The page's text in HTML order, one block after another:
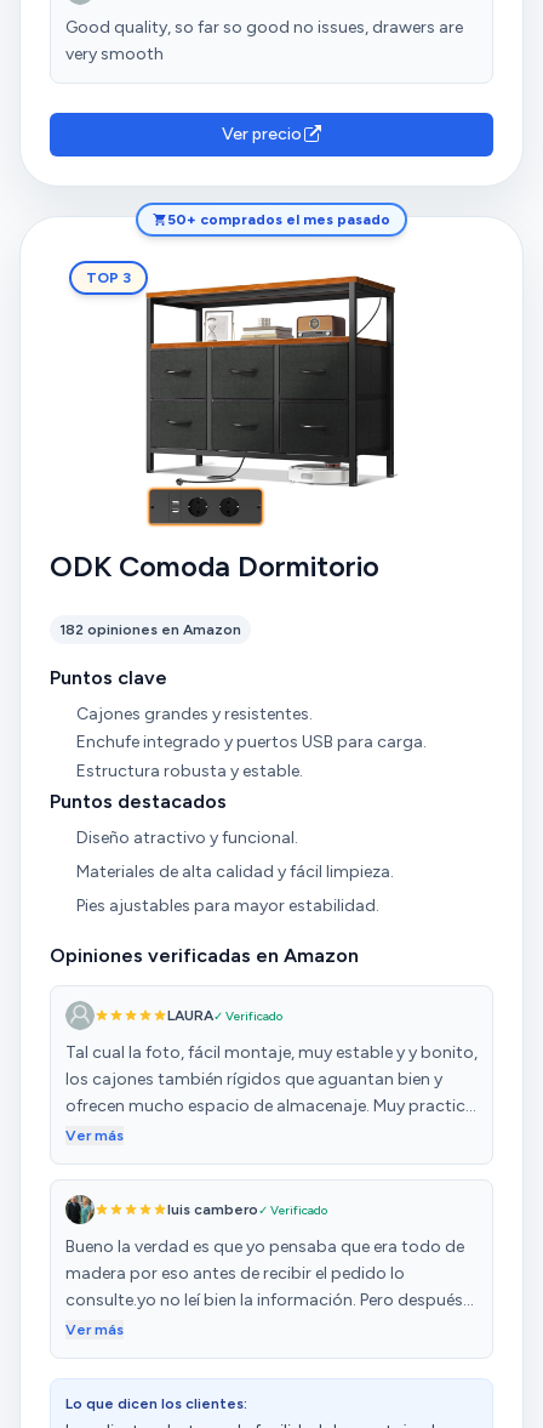
Good quality, so far so good no issues, drawers are
very smooth
Ver precio
50+ comprados el mes pasado
TOP 3
ODK Comoda Dormitorio
182 opiniones en Amazon
Puntos clave
Cajones grandes y resistentes.
Enchufe integrado y puertos USB para carga.
Estructura robusta y estable.
Puntos destacados
Diseño atractivo y funcional.
Materiales de alta calidad y fácil limpieza.
Pies ajustables para mayor estabilidad.
Opiniones verificadas en Amazon
LAURA✓ Verificado
Tal cual la foto, fácil montaje, muy estable y y bonito,
los cajones también rígidos que aguantan bien y
ofrecen mucho espacio de almacenaje. Muy practico
que tenga incorporado en la encimera enchufes.
Ver más
luis cambero✓ Verificado
Bueno la verdad es que yo pensaba que era todo de
madera por eso antes de recibir el pedido lo
consulte.yo no leí bien la información. Pero después
de todo no me disgusta es muy manejable
Ver más
Lo que dicen los clientes: